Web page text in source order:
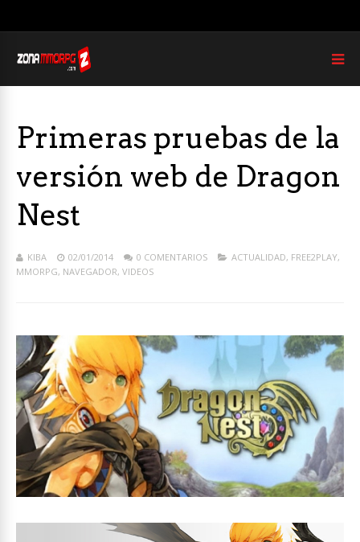
Primeras pruebas de la
versión web de Dragon
Nest
KIBA 02/01/2014 0 COMENTARIOS ACTUALIDAD, FREE2PLAY,
MMORPG, NAVEGADOR, VIDEOS